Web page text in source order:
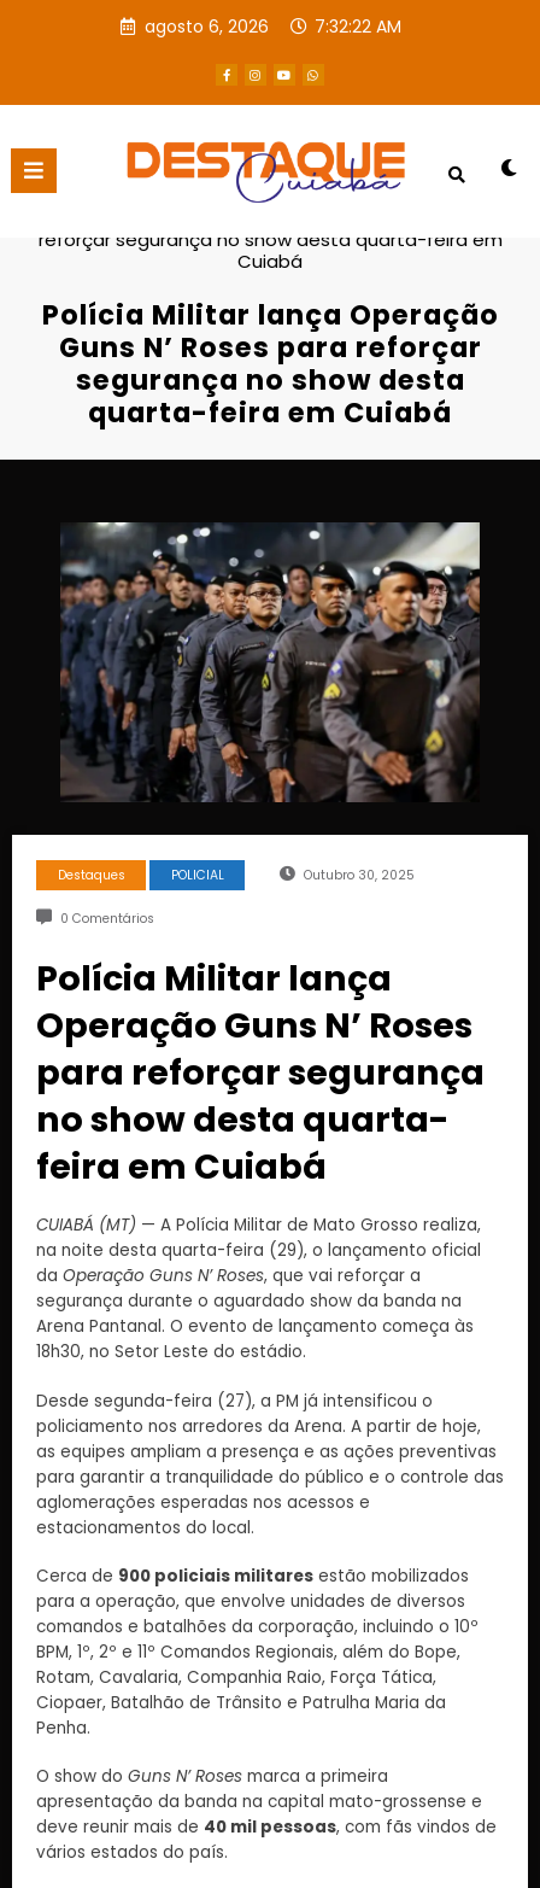
agosto 6, 2026 7:32:22 AM
Página inicial
Destaques
reforçar segurança no show desta quarta-feira em
Cuiabá
Polícia Militar lança Operação
Guns N’ Roses para reforçar
segurança no show desta
quarta-feira em Cuiabá
Destaques POLICIAL Outubro 30, 2025
0 Comentários
Polícia Militar lança
Operação Guns N’ Roses
para reforçar segurança
no show desta quarta-
feira em Cuiabá
CUIABÁ (MT) — A Polícia Militar de Mato Grosso realiza,
na noite desta quarta-feira (29), o lançamento oficial
da Operação Guns N’ Roses, que vai reforçar a
segurança durante o aguardado show da banda na
Arena Pantanal. O evento de lançamento começa às
18h30, no Setor Leste do estádio.
Desde segunda-feira (27), a PM já intensificou o
policiamento nos arredores da Arena. A partir de hoje,
as equipes ampliam a presença e as ações preventivas
para garantir a tranquilidade do público e o controle das
aglomerações esperadas nos acessos e
estacionamentos do local.
Cerca de 900 policiais militares estão mobilizados
para a operação, que envolve unidades de diversos
comandos e batalhões da corporação, incluindo o 10º
BPM, 1º, 2º e 11º Comandos Regionais, além do Bope,
Rotam, Cavalaria, Companhia Raio, Força Tática,
Ciopaer, Batalhão de Trânsito e Patrulha Maria da
Penha.
O show do Guns N’ Roses marca a primeira
apresentação da banda na capital mato-grossense e
deve reunir mais de 40 mil pessoas, com fãs vindos de
vários estados do país.